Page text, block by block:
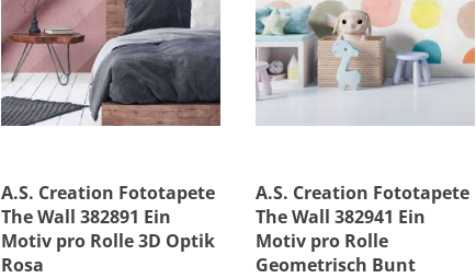
A.S. Creation Fototapete
The Wall 382891 Ein
Motiv pro Rolle 3D Optik
Rosa
A.S. Creation Fototapete
The Wall 382941 Ein
Motiv pro Rolle
Geometrisch Bunt